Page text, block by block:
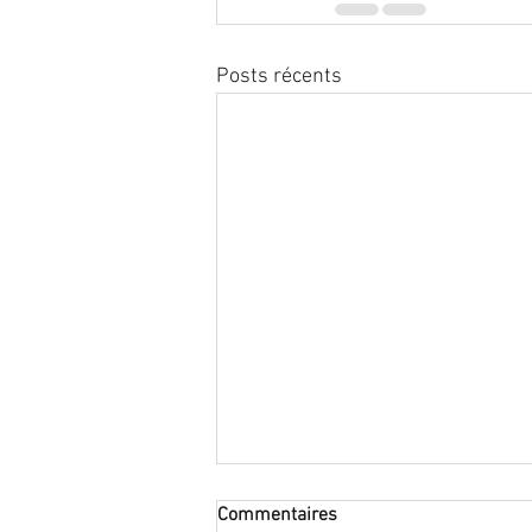
Posts récents
Traitement hormonal de la
Commentaires